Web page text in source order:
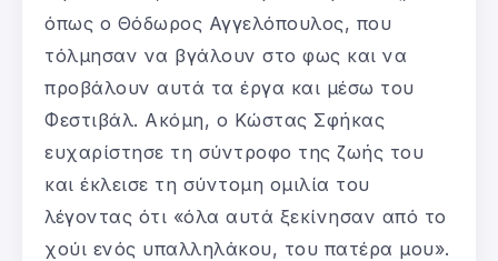
όπως ο Θόδωρος Αγγελόπουλος, που
τόλμησαν να βγάλουν στο φως και να
προβάλουν αυτά τα έργα και μέσω του
Φεστιβάλ. Ακόμη, ο Κώστας Σφήκας
ευχαρίστησε τη σύντροφο της ζωής του
και έκλεισε τη σύντομη ομιλία του
λέγοντας ότι «όλα αυτά ξεκίνησαν από το
χούι ενός υπαλληλάκου, του πατέρα μου».